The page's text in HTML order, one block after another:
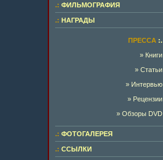
.: ФИЛЬМОГРАФИЯ
.: НАГРАДЫ
ПРЕССА :.
» Книги
» Статьи
» Интервью
» Рецензии
» Обзоры DVD
.: ФОТОГАЛЕРЕЯ
.: ССЫЛКИ